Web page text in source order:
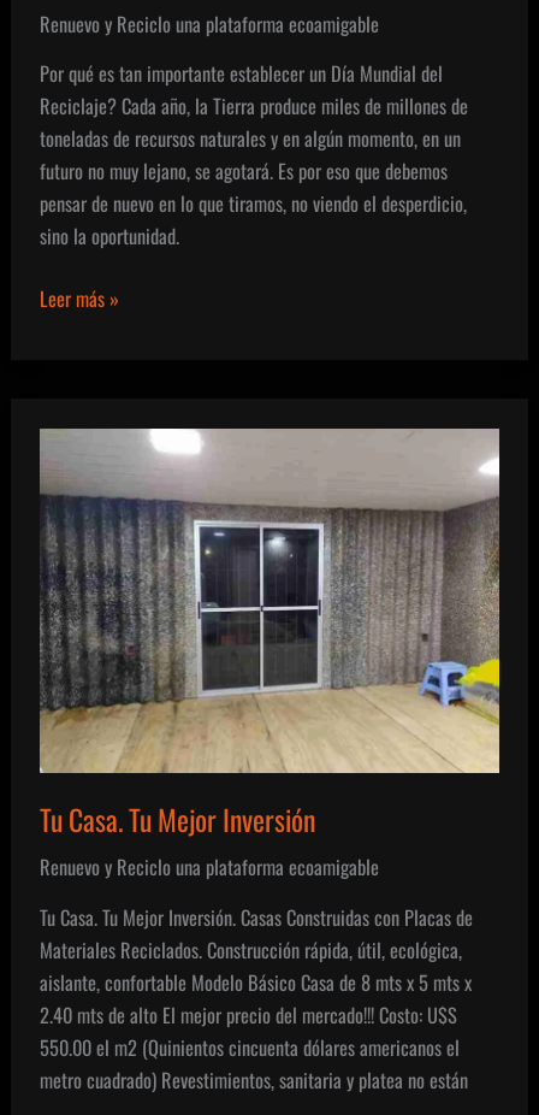
Renuevo y Reciclo una plataforma ecoamigable
Por qué es tan importante establecer un Día Mundial del
Reciclaje? Cada año, la Tierra produce miles de millones de
toneladas de recursos naturales y en algún momento, en un
futuro no muy lejano, se agotará. Es por eso que debemos
pensar de nuevo en lo que tiramos, no viendo el desperdicio,
sino la oportunidad.
Día
Leer más »
Tu Casa. Tu Mejor Inversión
Renuevo y Reciclo una plataforma ecoamigable
Tu Casa. Tu Mejor Inversión. Casas Construidas con Placas de
Materiales Reciclados. Construcción rápida, útil, ecológica,
aislante, confortable Modelo Básico Casa de 8 mts x 5 mts x
2.40 mts de alto El mejor precio del mercado!!! Costo: U$S
550.00 el m2 (Quinientos cincuenta dólares americanos el
metro cuadrado) Revestimientos, sanitaria y platea no están